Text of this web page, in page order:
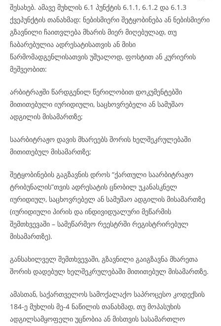
შესახებ. ამავე მუხლის 6.1 პუნქტის 6.1.1, 6.1.2 და 6.1.3
ქვეპუნქტის თანახმად: ნებისმიერი შეტყობინება ან ნებისმიერი
გზავნილი ჩაითვლება მხარის მიერ მიღებულად, თუ
ჩაბარებულია ადრესატისათვის ან მისი
წარმომადგენლისათვის უშუალოდ, ფოსტით ან კურიერის
მეშვეობით:
არბიტრაჟში წარდგენილ წერილობით დოკუმენტებში
მითითებული იურიდიული, საცხოვრებელი ან სამუშაო
ადგილის მისამართზე;
საარბიტრაჟო დავის მხარეებს შორის ხელშეკრულებაში
მითითებულ მისამართზე;
შეტყობინების გაგზავნის დროს “ქართული საარბიტრაჟო
ტრიბუნალის”თვის ადრესატის ცნობილ უკანასკნელ
იურიდიულ, საცხოვრებელ ან სამუშაო ადგილის მისამართზე
(იურიდიული პირის და ინდივიდუალური მეწარმის
შემთხვევაში – სამეწარმეო რეესტრში რეგისტრირებულ
მისამართზე).
განსახილველ შემთხვევაში, გზავნილი გაიგზავნა მხარეთა
შორის დადებულ ხელშეკრულებაში მითითებულ მისამართზე.
ამასთან, საქართველოს სამოქალაქო საპროცესო კოდექსის
184-ე მუხლის მე-4 ნაწილის თანახმად, თუ მოპასუხის
ადგილსამყოფელი უცნობია ან მისთვის სასამართლო